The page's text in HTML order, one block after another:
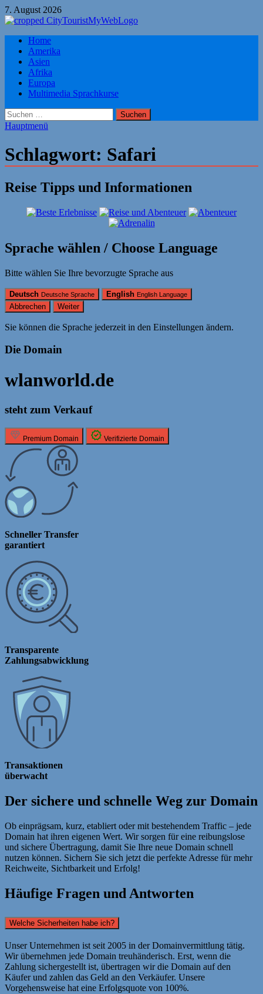
Zum
Inhalt
7. August 2026
Citytourist Reise Tipps
Urlaub, Ferien, Flüge, Freizeit, Reise
Home
Amerika
Asien
Afrika
Europa
Multimedia Sprachkurse
Suchen
nach:
Hauptmenü
Schlagwort: Safari
Reise Tipps und Informationen
Sprache wählen / Choose Language
Bitte wählen Sie Ihre bevorzugte Sprache aus
Deutsch Deutsche Sprache English English Language
Abbrechen Weiter
Sie können die Sprache jederzeit in den Einstellungen ändern.
Die Domain
wlanworld.de
steht zum Verkauf
Premium Domain Verifizierte Domain
Schneller Transfer
garantiert
Transparente
Zahlungsabwicklung
Transaktionen
überwacht
Der sichere und schnelle Weg zur Domain
Ob einprägsam, kurz, etabliert oder mit bestehendem Traffic – jede
Domain hat ihren eigenen Wert. Wir sorgen für eine reibungslose
und sichere Übertragung, damit Sie Ihre neue Domain schnell
nutzen können. Sichern Sie sich jetzt die perfekte Adresse für mehr
Reichweite, Sichtbarkeit und Erfolg!
Häufige Fragen und Antworten
Welche Sicherheiten habe ich?
Unser Unternehmen ist seit 2005 in der Domainvermittlung tätig.
Wir übernehmen jede Domain treuhänderisch. Erst, wenn die
Zahlung sichergestellt ist, übertragen wir die Domain auf den
Käufer und zahlen das Geld an den Verkäufer. Unsere
Vorgehensweise hat eine Erfolgsquote von 100%.